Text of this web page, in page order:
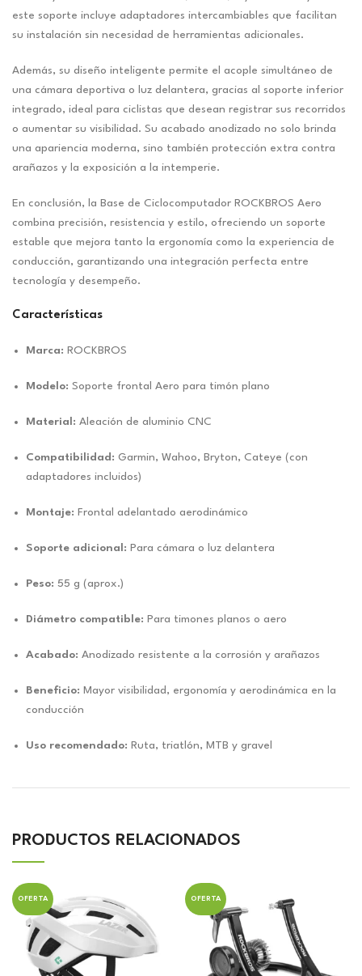
este soporte incluye adaptadores intercambiables que facilitan
su instalación sin necesidad de herramientas adicionales.
Además, su diseño inteligente permite el acople simultáneo de
una cámara deportiva o luz delantera, gracias al soporte inferior
integrado, ideal para ciclistas que desean registrar sus recorridos
o aumentar su visibilidad. Su acabado anodizado no solo brinda
una apariencia moderna, sino también protección extra contra
arañazos y la exposición a la intemperie.
En conclusión, la Base de Ciclocomputador ROCKBROS Aero
combina precisión, resistencia y estilo, ofreciendo un soporte
estable que mejora tanto la ergonomía como la experiencia de
conducción, garantizando una integración perfecta entre
tecnología y desempeño.
Características
Marca: ROCKBROS
Modelo: Soporte frontal Aero para timón plano
Material: Aleación de aluminio CNC
Compatibilidad: Garmin, Wahoo, Bryton, Cateye (con
adaptadores incluidos)
Montaje: Frontal adelantado aerodinámico
Soporte adicional: Para cámara o luz delantera
Peso: 55 g (aprox.)
Diámetro compatible: Para timones planos o aero
Acabado: Anodizado resistente a la corrosión y arañazos
Beneficio: Mayor visibilidad, ergonomía y aerodinámica en la
conducción
Uso recomendado: Ruta, triatlón, MTB y gravel
PRODUCTOS RELACIONADOS
OFERTA OFERTA